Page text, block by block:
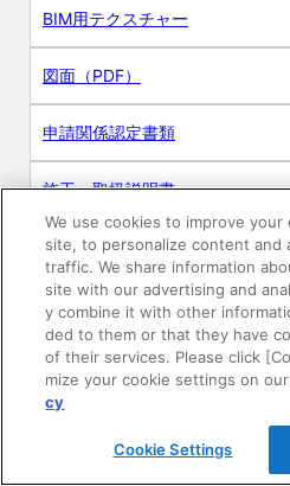
BIM用テクスチャー
図面（PDF）
申請関係認定書類
施工・取扱説明書
動画
シミュレーションツール
24時間換気システム〈エアスマ
簡易設計見積ソフト
R&Dセンター環境測定・分析サー
We use cookies to improve
site, to personalize content and
traffic. We share information
site with our advertising and
y combine it with other
ded to them or that they have
of their services. Please click
mize your cookie settings on
cy
Cookie Settings